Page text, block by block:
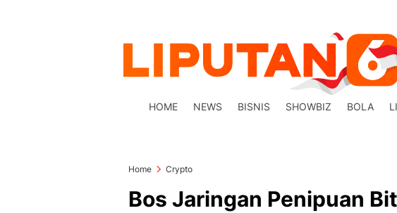
HOME NEWS BISNIS SHOWBIZ BOLA
Home Crypto
Bos Jaringan Penipuan